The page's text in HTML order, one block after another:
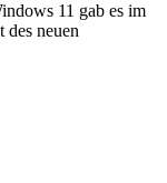
11 gab es im
neuen